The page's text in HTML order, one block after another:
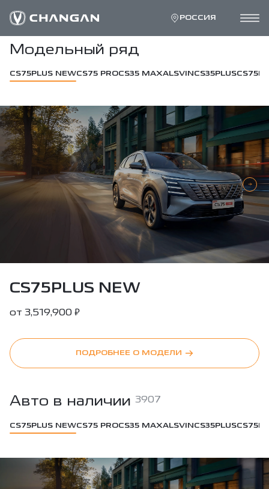
РОССИЯ
Модельный ряд
CS75PLUS NEWCS75 PROCS35 MAXALSVINCS35PLUS
CS75PLUS NEW
от 3,519,900 ₽
ПОДРОБНЕЕ О МОДЕЛИ
Авто в наличии 3907
CS75PLUS NEWCS75 PROCS35 MAXALSVINCS35PLUS